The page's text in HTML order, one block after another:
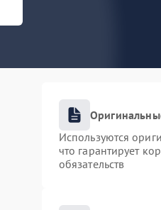
Используются
что гарантирует
обязательств